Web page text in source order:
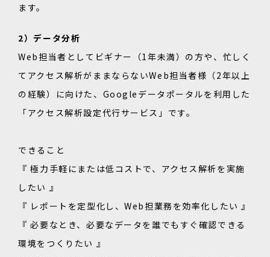
ます。
2）データ分析
Web担当者としてビギナー（1年未満）の方や、忙しく
てアクセス解析がままならないWeb担当者様（2年以上
の経験）に向けた、Googleデータポータルを利用した
「アクセス解析設定代行サービス」です。
できること
『 極力手軽にまたは低コストで、アクセス解析を実施
したい 』
『 レポートを定型化し、Web担業務を効率化したい 』
『 必要なとき、必要なデータを誰でもすぐ確認できる
環境をつくりたい 』